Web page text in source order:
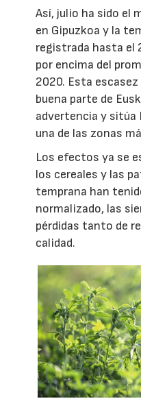
Así, julio ha sido el
en Gipuzkoa y la
registrada hasta el
por encima del
2020. Esta
buena parte de
advertencia y sitúa
una de las zonas
Los efectos ya se
los cereales y las
temprana han
normalizado, las
pérdidas tanto de
calidad.